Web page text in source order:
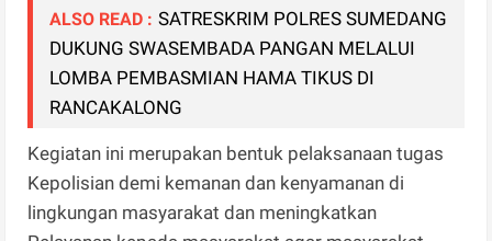
ALSO READ : SATRESKRIM POLRES SUMEDANG
DUKUNG SWASEMBADA PANGAN MELALUI
LOMBA PEMBASMIAN HAMA TIKUS DI
RANCAKALONG
Kegiatan ini merupakan bentuk pelaksanaan tugas
Kepolisian demi kemanan dan kenyamanan di
lingkungan masyarakat dan meningkatkan